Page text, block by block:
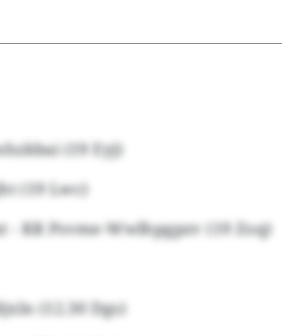
(19 Eyj)
(19 Lwc)
- KR Psvme-Wwlhpgpzv (19 Zoq)
(12.30 Dgs)